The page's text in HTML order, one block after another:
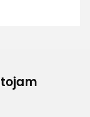
- 3801
ziņojumu